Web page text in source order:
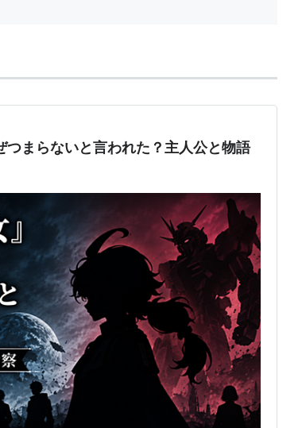
つまらないと言われた？主人公と物語